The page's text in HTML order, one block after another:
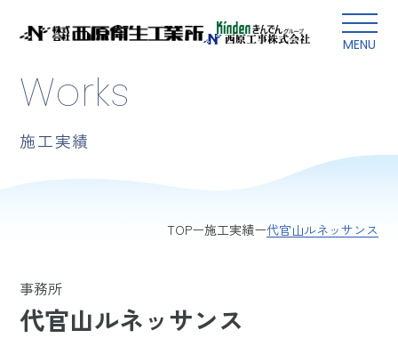
MENU
本文にスキップ
Works
施工実績
TOP 施工実績 代官山ルネッサンス
事務所
代官山ルネッサンス